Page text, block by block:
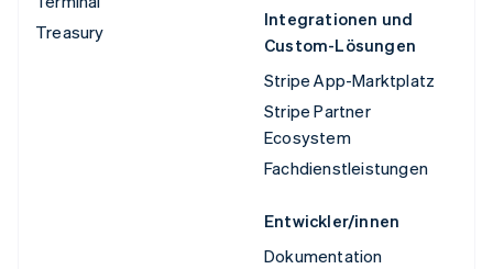
Treasury
Integrationen und
Custom-Lösungen
Stripe App-Marktplatz
Stripe Partner
Ecosystem
Fachdienstleistungen
Entwickler/innen
Dokumentation